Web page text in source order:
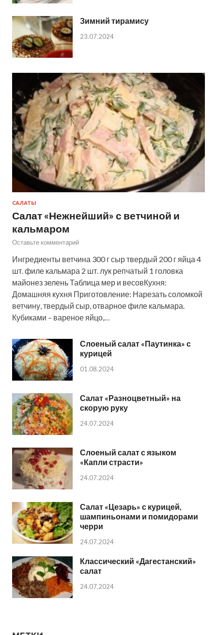
Зимний тирамису
23.07.2024
САЛАТЫ
Салат «Нежнейший» с ветчиной и
кальмаром
Оставьте комментарий
Ингредиенты ветчина 300 г сыр твердый 200 г яйца 4
шт. филе кальмара 2 шт. лук репчатый 1 головка
майонез зелень Таблица мер и весовКухня:
Домашняя кухня Приготовление: Нарезать соломкой
ветчину, твердый сыр, отварное филе кальмара.
Кубиками – вареное яйцо,…
Слоеный салат «Паутинка» с
курицей
01.08.2024
Салат «Разноцветный» на
скорую руку
24.07.2024
Слоеный салат с языком
«Капли страсти»
24.07.2024
Салат «Цезарь» с курицей,
шампиньонами и помидорами
черри
24.07.2024
Классический «Дагестанский»
салат
24.07.2024